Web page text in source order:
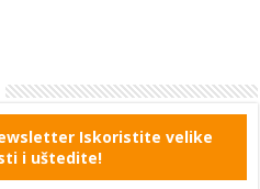
Iskoristite velike
i uštedite!